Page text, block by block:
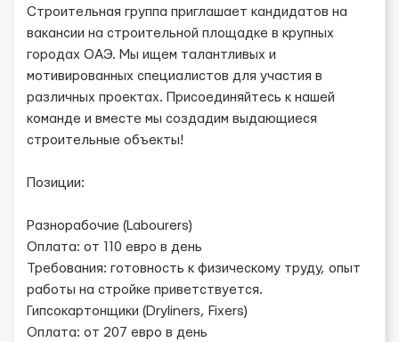
Строительная группа приглашает кандидатов на
вакансии на строительной площадке в крупных
городах ОАЭ. Мы ищем талантливых и
мотивированных специалистов для участия в
различных проектах. Присоединяйтесь к нашей
команде и вместе мы создадим выдающиеся
строительные объекты!
Позиции:
Разнорабочие (Labourers)
Оплата: от 110 евро в день
Требования: готовность к физическому труду, опыт
работы на стройке приветствуется.
Гипсокартонщики (Dryliners, Fixers)
Оплата: от 207 евро в день